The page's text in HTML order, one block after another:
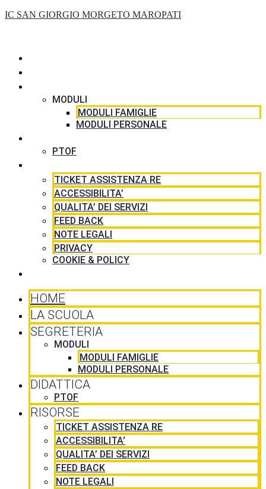
IC SAN GIORGIO MORGETO MAROPATI
MODULI
MODULI FAMIGLIE
MODULI PERSONALE
PTOF
TICKET ASSISTENZA RE
ACCESSIBILITA’
QUALITA’ DEI SERVIZI
FEED BACK
NOTE LEGALI
PRIVACY
COOKIE & POLICY
HOME
LA SCUOLA
SEGRETERIA
MODULI
MODULI FAMIGLIE
MODULI PERSONALE
DIDATTICA
PTOF
RISORSE
TICKET ASSISTENZA RE
ACCESSIBILITA’
QUALITA’ DEI SERVIZI
FEED BACK
NOTE LEGALI